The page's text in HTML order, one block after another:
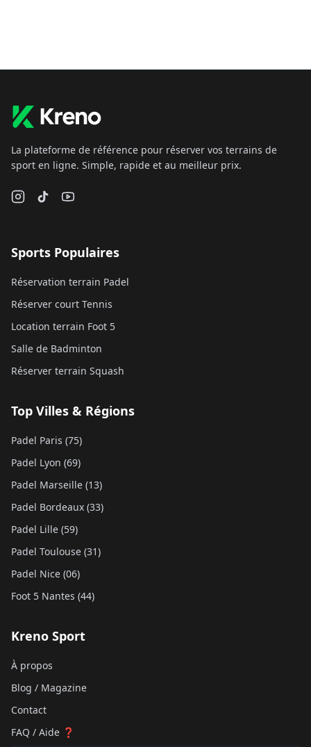
La plateforme de référence pour réserver vos terrains de
sport en ligne. Simple, rapide et au meilleur prix.
Sports Populaires
Réservation terrain Padel
Réserver court Tennis
Location terrain Foot 5
Salle de Badminton
Réserver terrain Squash
Top Villes & Régions
Padel Paris (75)
Padel Lyon (69)
Padel Marseille (13)
Padel Bordeaux (33)
Padel Lille (59)
Padel Toulouse (31)
Padel Nice (06)
Foot 5 Nantes (44)
Kreno Sport
À propos
Blog / Magazine
Contact
FAQ / Aide ❓